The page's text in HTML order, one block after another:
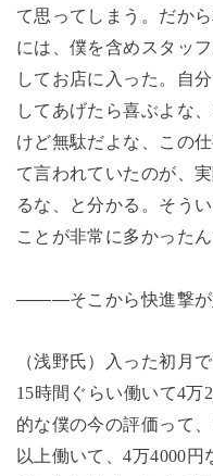
て思ってしまう。だか
には、僕を含めスタッ
してお店に入った。自
してあげたら喜ぶよな
けど無駄だよな、この
て言われていたのが、
るな、と分かる。そう
ことが非常に多かったん
―――そこから快進撃が
（浅野氏）入った初月
15時間ぐらい働いて4万
的な僕の今の評価って、
以上働いて、4万4000円